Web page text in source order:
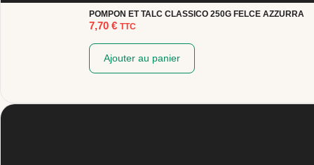
POMPON ET TALC CLASSICO 250G FELCE AZZURRA
7,70 € TTC
Ajouter au panier